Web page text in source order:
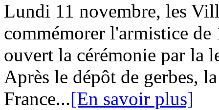
Lundi 11 novembre, les
commémorer l'armistice
ouvert la cérémonie par la
Après le dépôt de gerbes,
France...[En savoir plus]